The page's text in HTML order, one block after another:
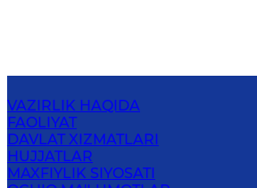
VAZIRLIK HAQIDA
FAOLIYAT
DAVLAT XIZMATLARI
HUJJATLAR
MAXFIYLIK SIYOSATI